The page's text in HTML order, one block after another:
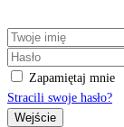
Zapamiętaj mnie
Stracili swoje hasło?